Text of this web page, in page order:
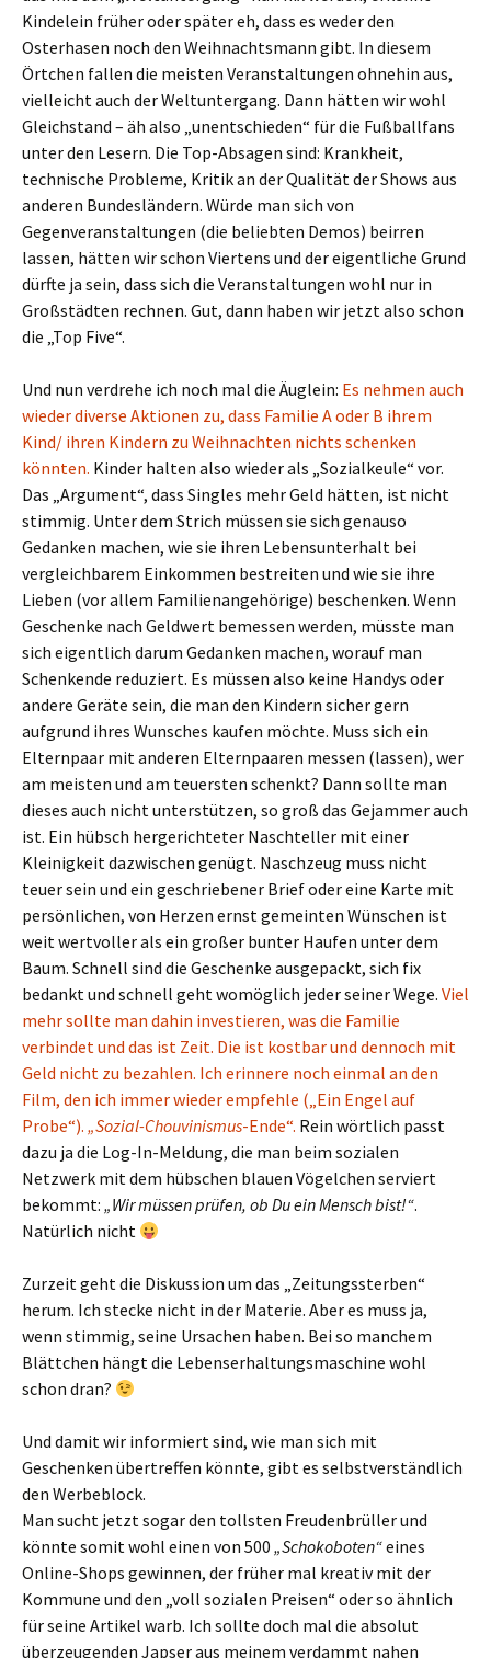
Kindelein früher oder später eh, dass es weder den
Osterhasen noch den Weihnachtsmann gibt. In diesem
Örtchen fallen die meisten Veranstaltungen ohnehin aus,
vielleicht auch der Weltuntergang. Dann hätten wir wohl
Gleichstand – äh also „unentschieden“ für die Fußballfans
unter den Lesern. Die Top-Absagen sind: Krankheit,
technische Probleme, Kritik an der Qualität der Shows aus
anderen Bundesländern. Würde man sich von
Gegenveranstaltungen (die beliebten Demos) beirren
lassen, hätten wir schon Viertens und der eigentliche Grund
dürfte ja sein, dass sich die Veranstaltungen wohl nur in
Großstädten rechnen. Gut, dann haben wir jetzt also schon
die „Top Five“.
Und nun verdrehe ich noch mal die Äuglein: Es nehmen auch
wieder diverse Aktionen zu, dass Familie A oder B ihrem
Kind/ ihren Kindern zu Weihnachten nichts schenken
könnten. Kinder halten also wieder als „Sozialkeule“ vor.
Das „Argument“, dass Singles mehr Geld hätten, ist nicht
stimmig. Unter dem Strich müssen sie sich genauso
Gedanken machen, wie sie ihren Lebensunterhalt bei
vergleichbarem Einkommen bestreiten und wie sie ihre
Lieben (vor allem Familienangehörige) beschenken. Wenn
Geschenke nach Geldwert bemessen werden, müsste man
sich eigentlich darum Gedanken machen, worauf man
Schenkende reduziert. Es müssen also keine Handys oder
andere Geräte sein, die man den Kindern sicher gern
aufgrund ihres Wunsches kaufen möchte. Muss sich ein
Elternpaar mit anderen Elternpaaren messen (lassen), wer
am meisten und am teuersten schenkt? Dann sollte man
dieses auch nicht unterstützen, so groß das Gejammer auch
ist. Ein hübsch hergerichteter Naschteller mit einer
Kleinigkeit dazwischen genügt. Naschzeug muss nicht
teuer sein und ein geschriebener Brief oder eine Karte mit
persönlichen, von Herzen ernst gemeinten Wünschen ist
weit wertvoller als ein großer bunter Haufen unter dem
Baum. Schnell sind die Geschenke ausgepackt, sich fix
bedankt und schnell geht womöglich jeder seiner Wege. Viel
mehr sollte man dahin investieren, was die Familie
verbindet und das ist Zeit. Die ist kostbar und dennoch mit
Geld nicht zu bezahlen. Ich erinnere noch einmal an den
Film, den ich immer wieder empfehle („Ein Engel auf
Probe“). „Sozial-Chouvinismus-Ende“. Rein wörtlich passt
dazu ja die Log-In-Meldung, die man beim sozialen
Netzwerk mit dem hübschen blauen Vögelchen serviert
bekommt: „Wir müssen prüfen, ob Du ein Mensch bist!“.
Natürlich nicht
Zurzeit geht die Diskussion um das „Zeitungssterben“
herum. Ich stecke nicht in der Materie. Aber es muss ja,
wenn stimmig, seine Ursachen haben. Bei so manchem
Blättchen hängt die Lebenserhaltungsmaschine wohl
schon dran?
Und damit wir informiert sind, wie man sich mit
Geschenken übertreffen könnte, gibt es selbstverständlich
den Werbeblock.
Man sucht jetzt sogar den tollsten Freudenbrüller und
könnte somit wohl einen von 500 „Schokoboten“eines
Online-Shops gewinnen, der früher mal kreativ mit der
Kommune und den „voll sozialen Preisen“ oder so ähnlich
für seine Artikel warb. Ich sollte doch mal die absolut
überzeugenden Japser aus meinem verdammt nahen